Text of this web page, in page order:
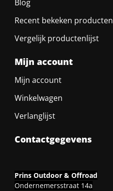
Blog
Recent bekeken producten
Vergelijk productenlijst
Mijn account
Mijn account
Winkelwagen
Verlanglijst
Contactgegevens
Prins Outdoor & Offroad
Ondernemersstraat 14a